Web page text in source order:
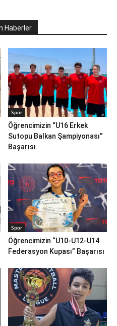
Haberler
Spor
Öğrencimizin “U16 Erkek
Sutopu Balkan Şampiyonası”
Başarısı
Spor
Öğrencimizin “U10-U12-U14
Federasyon Kupası” Başarısı